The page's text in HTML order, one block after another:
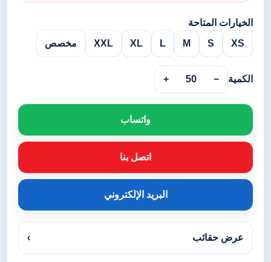
الخيارات المتاحة
XS
S
M
L
XL
XXL مخصص
الكمية −
50
+
واتساب
اتصل بنا
البريد الإلكتروني
عرض حقائب ›